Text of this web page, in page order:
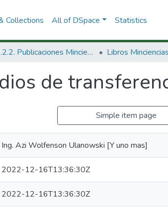
Collections All of DSpace Statistics
3.2.2. Publicaciones Minciencias
de
Simple item page
Ing. Azi Wolfenson Ulanowski [Y uno mas]
2022-12-16T13:36:30Z
2022-12-16T13:36:30Z